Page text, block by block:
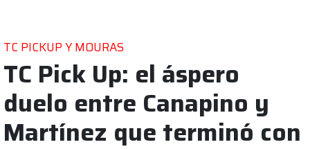
TC PICKUP Y MOURAS
TC Pick Up: el áspero
duelo entre Canapino y
Martínez que terminó con